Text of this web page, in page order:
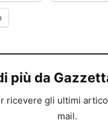
più da
ricevere gli ultimi
mail.